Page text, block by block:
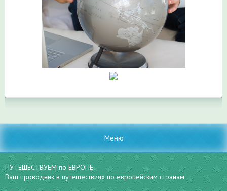
Меню
ПУТЕШЕСТВУЕМ по ЕВРОПЕ
Ваш проводник в путешествиях по европейским странам